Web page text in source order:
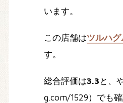
います。
この店舗はツルハ
す。
総合評価は3.3 と、
g.com/1529）でも確